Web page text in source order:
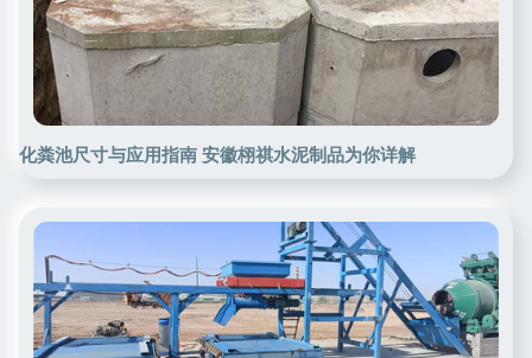
化粪池尺寸与应用指南 安徽栩祺水泥制品为你详解